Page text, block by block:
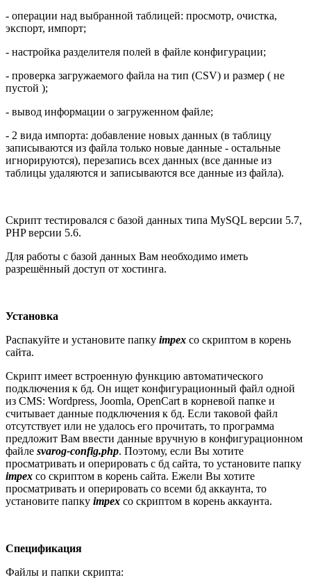
- операции над выбранной таблицей: просмотр, очистка,
экспорт, импорт;
- настройка разделителя полей в файле конфигурации;
- проверка загружаемого файла на тип (CSV) и размер ( не
пустой );
- вывод информации о загруженном файле;
- 2 вида импорта: добавление новых данных (в таблицу
записываются из файла только новые данные - остальные
игнорируются), перезапись всех данных (все данные из
таблицы удаляются и записываются все данные из файла).
Скрипт тестировался с базой данных типа MySQL версии 5.7,
PHP версии 5.6.
Для работы с базой данных Вам необходимо иметь
разрешённый доступ от хостинга.
Установка
Распакуйте и установите папку impex со скриптом в корень
сайта.
Скрипт имеет встроенную функцию автоматического
подключения к бд. Он ищет конфигурационный файл одной
из CMS: Wordpress, Joomla, OpenCart в корневой папке и
считывает данные подключения к бд. Если таковой файл
отсутствует или не удалось его прочитать, то программа
предложит Вам ввести данные вручную в конфигурационном
файле svarog-config.php. Поэтому, если Вы хотите
просматривать и оперировать с бд сайта, то установите папку
impex со скриптом в корень сайта. Ежели Вы хотите
просматривать и оперировать со всеми бд аккаунта, то
установите папку impex со скриптом в корень аккаунта.
Спецификация
Файлы и папки скрипта: